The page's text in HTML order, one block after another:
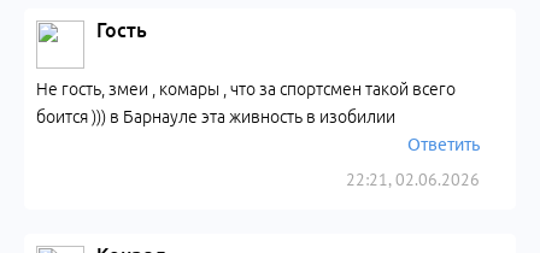
Гость
22:21, 02.06.2026
Не гость, змеи , комары , что за спортсмен такой всего
боится ))) в Барнауле эта живность в изобилии
Ответить